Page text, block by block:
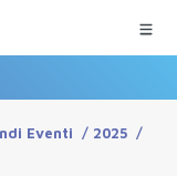
Eventi / 2025 /